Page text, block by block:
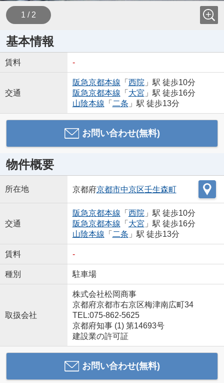
1 / 2
基本情報
賃料 -
交通
阪急京都本線 「 西院 」駅 徒歩10分
阪急京都本線 「 大宮 」駅 徒歩16分
山陰本線 「 二条 」駅 徒歩13分
お問い合わせ(無料)
物件概要
所在地 京都府京都市中京区壬生森町
交通
阪急京都本線 「 西院 」駅 徒歩10分
阪急京都本線 「 大宮 」駅 徒歩16分
山陰本線 「 二条 」駅 徒歩13分
賃料 -
種別 駐車場
取扱会社
株式会社松岡商事
京都府京都市右京区梅津南広町34
TEL:075-862-5625
京都府知事 (1) 第14693号
建設業の許可証
お問い合わせ(無料)